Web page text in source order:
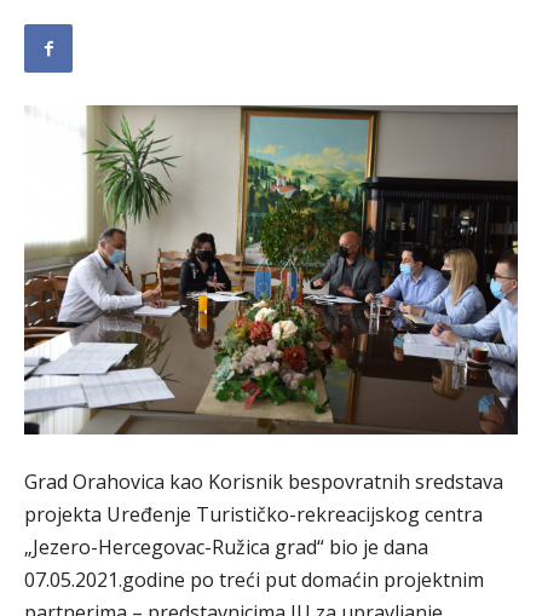
Grad Orahovica kao Korisnik bespovratnih sredstava
projekta Uređenje Turističko-rekreacijskog centra
„Jezero-Hercegovac-Ružica grad“ bio je dana
07.05.2021.godine po treći put domaćin projektnim